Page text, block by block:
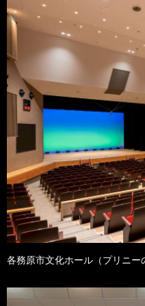
各務原市文化ホール（プリニー